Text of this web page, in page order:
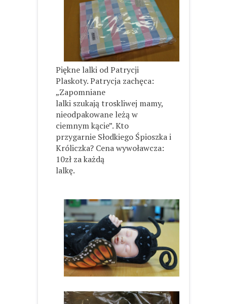
Piękne lalki od Patrycji
Plaskoty. Patrycja zachęca:
„Zapomniane
lalki szukają troskliwej mamy,
nieodpakowane leżą w
ciemnym kącie”. Kto
przygarnie Słodkiego Śpioszka i
Króliczka? Cena wywoławcza:
10zł za każdą
lalkę.